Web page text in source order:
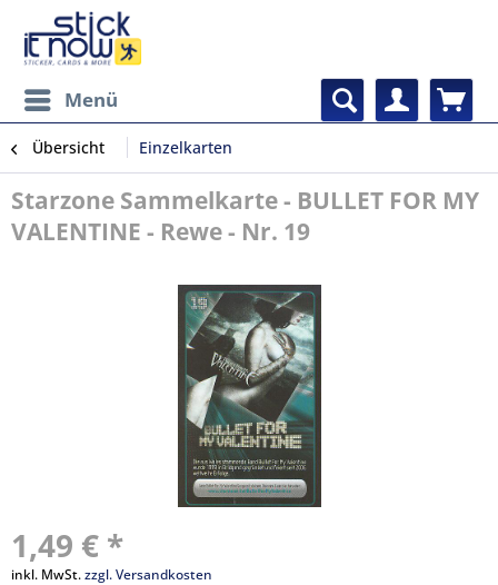
Menü
Übersicht Einzelkarten
Starzone Sammelkarte - BULLET FOR MY
VALENTINE - Rewe - Nr. 19
1,49 € *
inkl. MwSt.zzgl. Versandkosten